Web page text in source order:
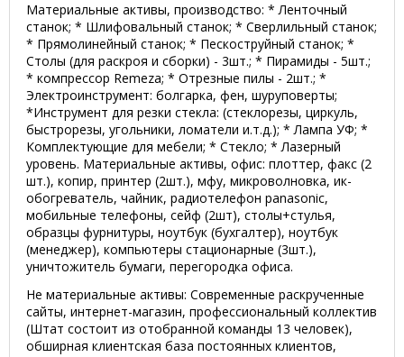
Материальные активы, производство: * Ленточный
станок; * Шлифовальный станок; * Сверлильный станок;
* Прямолинейный станок; * Пескоструйный станок; *
Столы (для раскроя и сборки) - 3шт.; * Пирамиды - 5шт.;
* компрессор Remeza; * Отрезные пилы - 2шт.; *
Электроинструмент: болгарка, фен, шуруповерты;
*Инструмент для резки стекла: (стеклорезы, циркуль,
быстрорезы, угольники, ломатели и.т.д.); * Лампа УФ; *
Комплектующие для мебели; * Стекло; * Лазерный
уровень. Материальные активы, офис: плоттер, факс (2
шт.), копир, принтер (2шт.), мфу, микроволновка, ик-
обогреватель, чайник, радиотелефон panasonic,
мобильные телефоны, сейф (2шт), столы+стулья,
образцы фурнитуры, ноутбук (бухгалтер), ноутбук
(менеджер), компьютеры стационарные (3шт.),
уничтожитель бумаги, перегородка офиса.
Не материальные активы: Современные раскрученные
сайты, интернет-магазин, профессиональный коллектив
(Штат состоит из отобранной команды 13 человек),
обширная клиентская база постоянных клиентов,